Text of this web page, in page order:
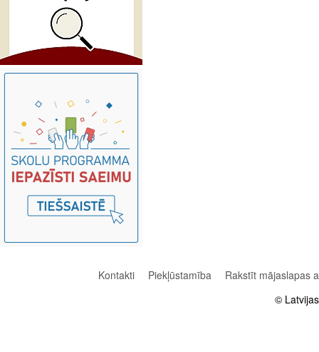
Kontakti Piekļūstamība
Rakstīt mājaslapas
©